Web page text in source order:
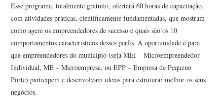
Esse programa, totalmente gratuito, ofertará 60 horas de capacitação,
com atividades práticas, cientificamente fundamentadas, que mostram
como agem os empreendedores de sucesso e quais são os 10
comportamentos característicos desses perfis. A oportunidade é para
que empreendedores do município (seja MEI – Microempreendedor
Individual, ME – Microempresa, ou EPP – Empresa de Pequeno
Porte) participem e desenvolvam ideias para estruturar melhor os seus
negócios.